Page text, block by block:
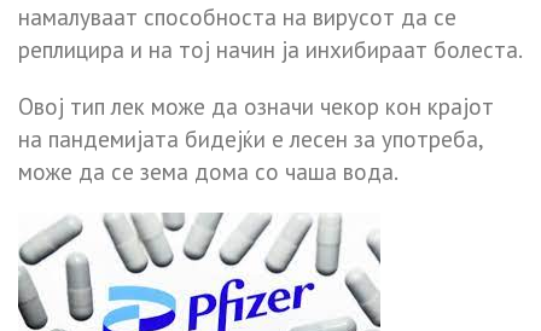
намалуваат способноста на вирусот да се
реплицира и на тој начин ја инхибираат болеста.
Овој тип лек може да означи чекор кон крајот
на пандемијата бидејќи е лесен за употреба,
може да се зема дома со чаша вода.